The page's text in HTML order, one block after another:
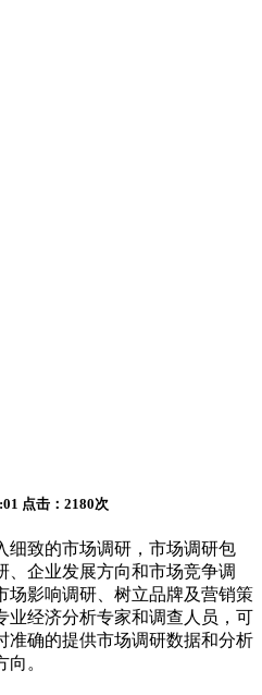
点击：2180次
细致的市场调研，市场调研包
、企业发展方向和市场竞争调
场影响调研、树立品牌及营销策
业经济分析专家和调查人员，可
准确的提供市场调研数据和分析
。